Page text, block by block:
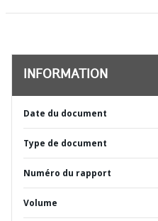
INFORMATION
Date du document
Type de document
Numéro du rapport
Volume